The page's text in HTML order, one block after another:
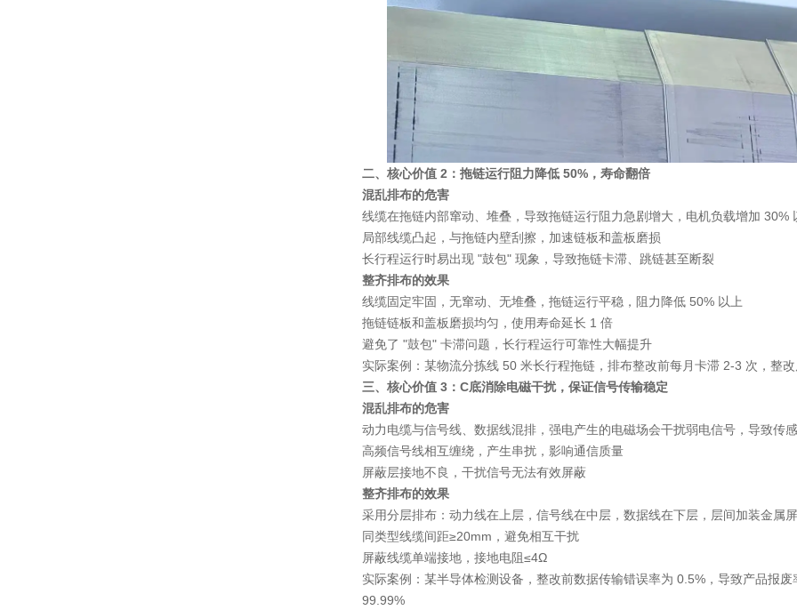
二、核心价值 2：拖链运行阻力降低 50%，寿命翻倍
混乱排布的危害
线缆在拖链内部窜动、堆叠，导致拖链运行阻力急剧增大，电机负载增加 30%
局部线缆凸起，与拖链内壁刮擦，加速链板和盖板磨损
长行程运行时易出现 "鼓包" 现象，导致拖链卡滞、跳链甚至断裂
整齐排布的效果
线缆固定牢固，无窜动、无堆叠，拖链运行平稳，阻力降低 50% 以上
拖链链板和盖板磨损均匀，使用寿命延长 1 倍
避免了 "鼓包" 卡滞问题，长行程运行可靠性大幅提升
实际案例 ：某物流分拣线 50 米长行程拖链，排布整改前每月卡滞 2-3 次，整
三、核心价值 3：C底消除电磁干扰，保证信号传输稳定
混乱排布的危害
动力电缆与信号线、数据线混排，强电产生的电磁场会干扰弱电信号，导致传
高频信号线相互缠绕，产生串扰，影响通信质量
屏蔽层接地不良，干扰信号无法有效屏蔽
整齐排布的效果
采用分层排布 ：动力线在上层，信号线在中层，数据线在下层，层间加装金属
同类型线缆间距≥20mm，避免相互干扰
屏蔽线缆单端接地，接地电阻≤4Ω
实际案例 ：某半导体检测设备，整改前数据传输错误率为 0.5%，导致产品报
99.99%